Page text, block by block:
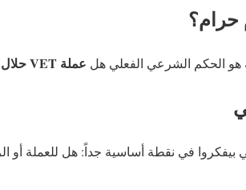
هو الحكم الشرعي الفعلي هل عملة VET حلال أم حرام
بيفكروا في نقطة أساسية جداً: هل للعملة أو